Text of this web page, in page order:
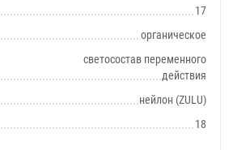
17
органическое
светосостав переменного
действия
нейлон (ZULU)
18